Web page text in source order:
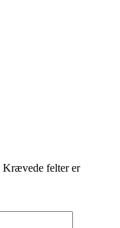
Krævede felter er